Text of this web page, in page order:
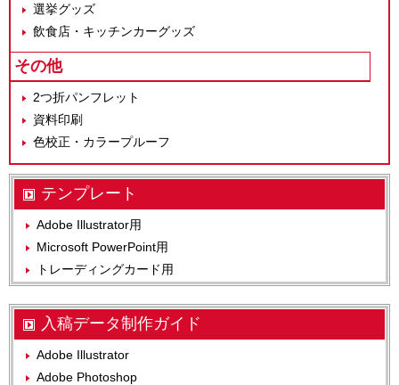
選挙グッズ
飲食店・キッチンカーグッズ
その他
2つ折パンフレット
資料印刷
色校正・カラープルーフ
テンプレート
Adobe Illustrator用
Microsoft PowerPoint用
トレーディングカード用
入稿データ制作ガイド
Adobe Illustrator
Adobe Photoshop